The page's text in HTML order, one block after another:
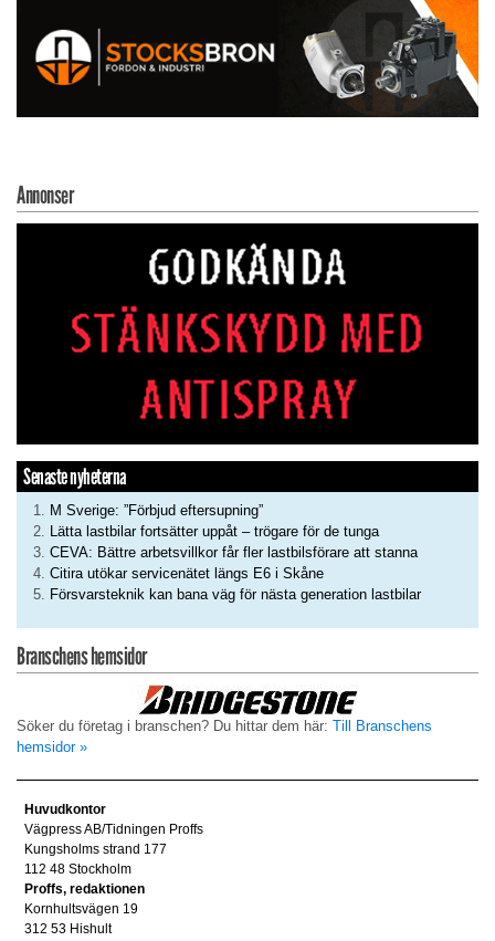
Annonser
Senaste nyheterna
M Sverige: ”Förbjud eftersupning”
Lätta lastbilar fortsätter uppåt – trögare för de tunga
CEVA: Bättre arbetsvillkor får fler lastbilsförare att stanna
Citira utökar servicenätet längs E6 i Skåne
Försvarsteknik kan bana väg för nästa generation lastbilar
Branschens hemsidor
Söker du företag i branschen? Du hittar dem här: Till Branschens
hemsidor »
Huvudkontor
Vägpress AB/Tidningen Proffs
Kungsholms strand 177
112 48 Stockholm
Proffs, redaktionen
Kornhultsvägen 19
312 53 Hishult